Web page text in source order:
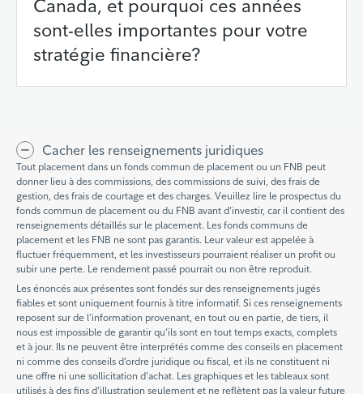
Canada, et pourquoi ces années
sont-elles importantes pour votre
stratégie financière?
Cacher les renseignements juridiques
Tout placement dans un fonds commun de placement ou un FNB peut
donner lieu à des commissions, des commissions de suivi, des frais de
gestion, des frais de courtage et des charges. Veuillez lire le prospectus du
fonds commun de placement ou du FNB avant d’investir, car il contient des
renseignements détaillés sur le placement. Les fonds communs de
placement et les FNB ne sont pas garantis. Leur valeur est appelée à
fluctuer fréquemment, et les investisseurs pourraient réaliser un profit ou
subir une perte. Le rendement passé pourrait ou non être reproduit.
Les énoncés aux présentes sont fondés sur des renseignements jugés
fiables et sont uniquement fournis à titre informatif. Si ces renseignements
reposent sur de l’information provenant, en tout ou en partie, de tiers, il
nous est impossible de garantir qu’ils sont en tout temps exacts, complets
et à jour. Ils ne peuvent être interprétés comme des conseils en placement
ni comme des conseils d’ordre juridique ou fiscal, et ils ne constituent ni
une offre ni une sollicitation d’achat. Les graphiques et les tableaux sont
utilisés à des fins d’illustration seulement et ne reflètent pas la valeur future